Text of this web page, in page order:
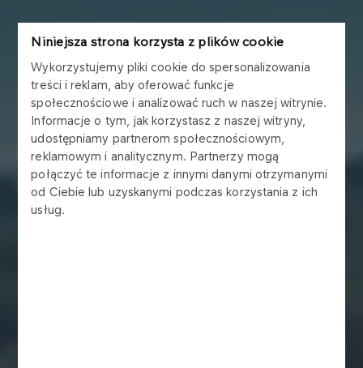
Niniejsza strona korzysta z plików cookie
Wykorzystujemy pliki cookie do spersonalizowania
treści i reklam, aby oferować funkcje
społecznościowe i analizować ruch w naszej witrynie.
Informacje o tym, jak korzystasz z naszej witryny,
udostępniamy partnerom społecznościowym,
reklamowym i analitycznym. Partnerzy mogą
połączyć te informacje z innymi danymi otrzymanymi
od Ciebie lub uzyskanymi podczas korzystania z ich
usług.